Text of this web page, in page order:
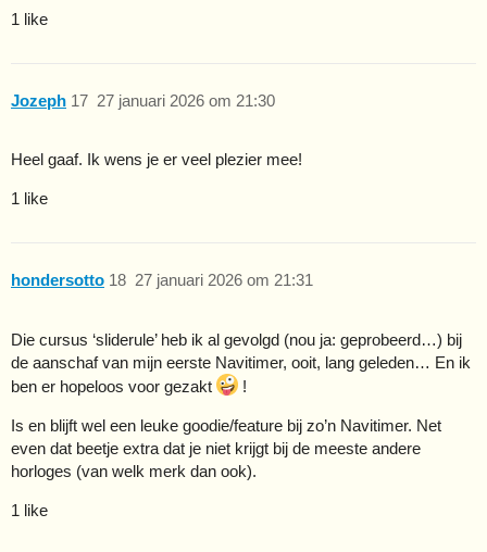
1 like
Jozeph 27 januari 2026 om 21:30
17
Heel gaaf. Ik wens je er veel plezier mee!
1 like
hondersotto 27 januari 2026 om 21:31
18
Die cursus ‘sliderule’ heb ik al gevolgd (nou ja: geprobeerd…) bij
de aanschaf van mijn eerste Navitimer, ooit, lang geleden… En ik
ben er hopeloos voor gezakt
!
Is en blijft wel een leuke goodie/feature bij zo’n Navitimer. Net
even dat beetje extra dat je niet krijgt bij de meeste andere
horloges (van welk merk dan ook).
1 like